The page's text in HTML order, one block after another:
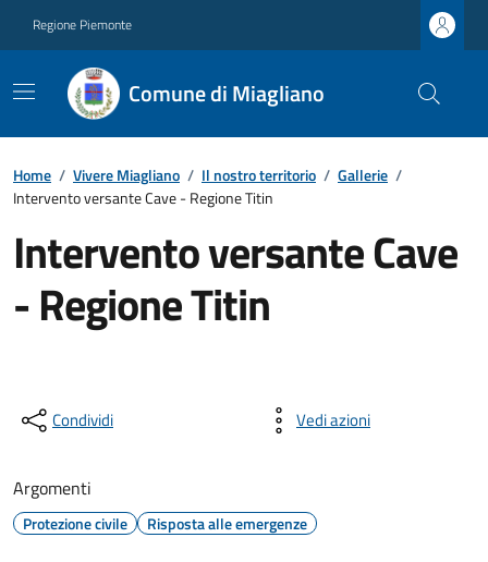
Regione Piemonte
Comune di Miagliano
Home / Vivere Miagliano / Il nostro territorio / Gallerie /
Intervento versante Cave - Regione Titin
Intervento versante Cave
- Regione Titin
Condividi Vedi azioni
Argomenti
Protezione civile Risposta alle emergenze